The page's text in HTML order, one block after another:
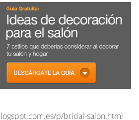
p/bridal-salon.html